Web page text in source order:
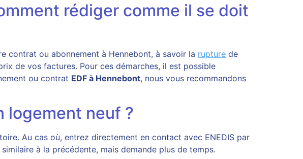
rédiger comme il se doit
contrat ou abonnement à Hennebont, à savoir la rupture de
de vos factures. Pour ces démarches, il est possible
ou contrat EDF à Hennebont, nous vous recommandons
logement neuf ?
Au cas où, entrez directement en contact avec ENEDIS par
à la précédente, mais demande plus de temps.